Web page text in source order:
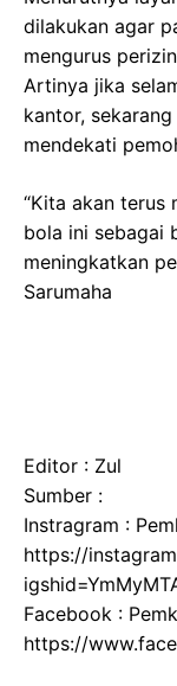
dilakukan agar
mengurus
Artinya jika
kantor,
mendekati
“Kita akan terus
bola ini sebagai
meningkatkan
Sarumaha
Editor : Zul
Sumber :
Instragram :
https://
Facebook :
https://